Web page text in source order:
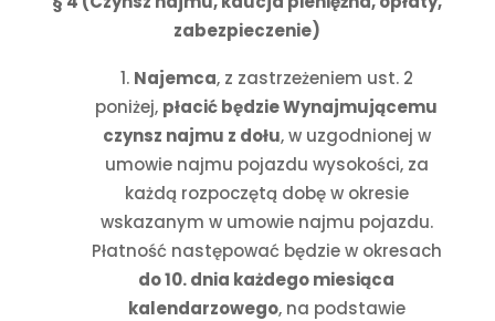
zabezpieczenie)
Najemca, z zastrzeżeniem ust. 2
poniżej, płacić będzie Wynajmującemu
czynsz najmu z dołu, w uzgodnionej w
umowie najmu pojazdu wysokości, za
każdą rozpoczętą dobę w okresie
wskazanym w umowie najmu pojazdu.
Płatność następować będzie w okresach
do 10. dnia każdego miesiąca
kalendarzowego, na podstawie